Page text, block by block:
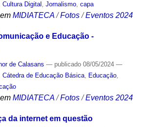
Cultura Digital , Jornalismo, capa
MIDIATECA /Fotos /Eventos 2024
e Educação -
de Calasans — publicado08/05/2024 —
Cátedra de Educação Básica, Educação,
MIDIATECA /Fotos /Eventos 2024
da internet em questão